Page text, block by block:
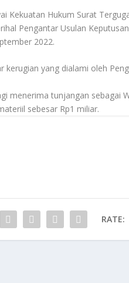
Kekuatan Hukum Surat
Pengantar Usulan
2022.
yang dialami oleh
menerima tunjangan sebagai
sebesar Rp1 miliar.
RATE: